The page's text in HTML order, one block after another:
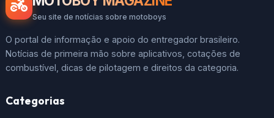
Seu site de notícias sobre motoboys
O portal de informação e apoio do entregador brasileiro.
Notícias de primeira mão sobre aplicativos, cotações de
combustível, dicas de pilotagem e direitos da categoria.
Categorias